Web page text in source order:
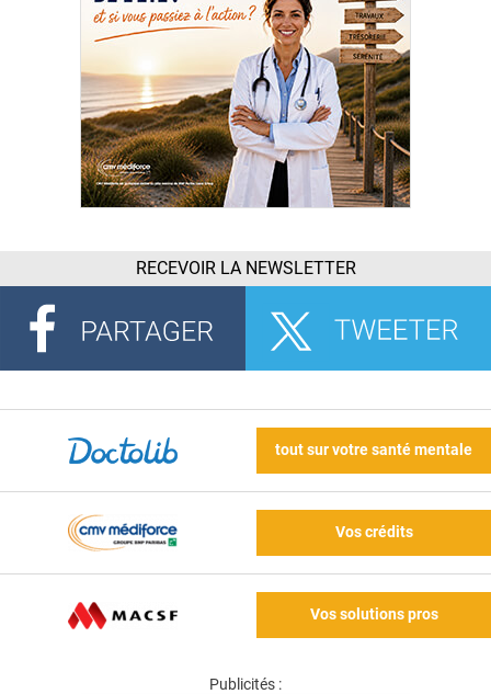
RECEVOIR LA NEWSLETTER
tout sur votre santé mentale
Vos crédits
Vos solutions pros
Publicités :